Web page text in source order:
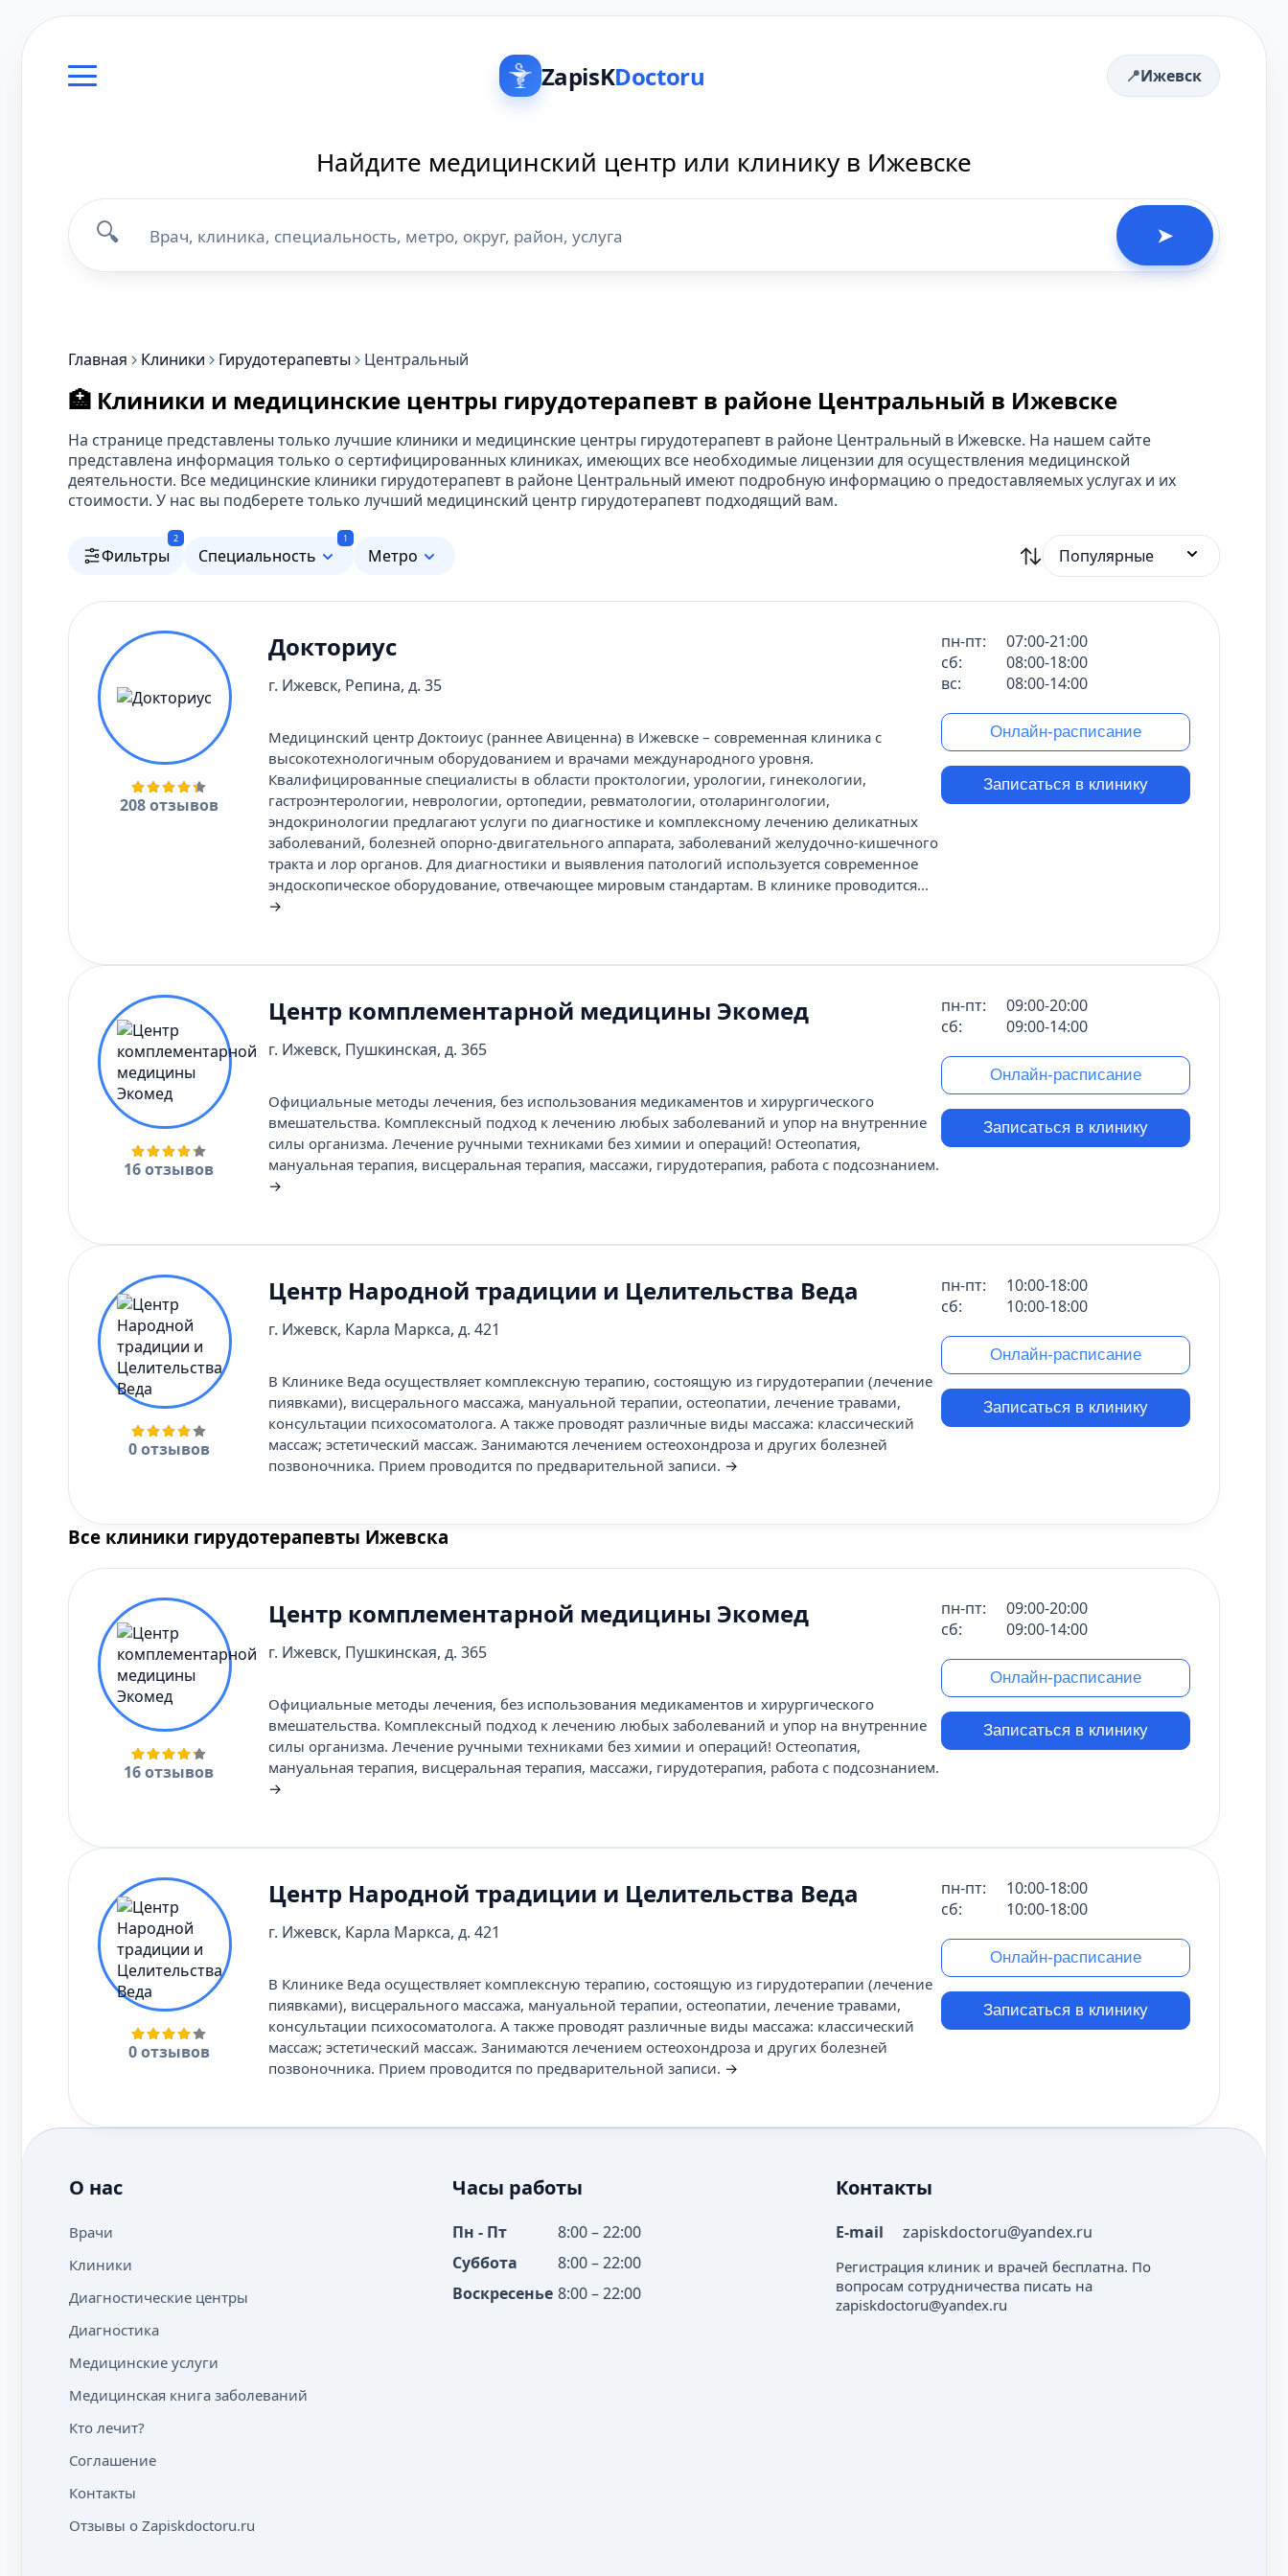
ZapisKDoctoru Ижевск
Найдите медицинский центр или клинику в Ижевске
🔍 ➤
Главная Клиники Гирудотерапевты Центральный
🏥 Клиники и медицинские центры гирудотерапевт в районе Центральный в Ижевске
На странице представлены только лучшие клиники и медицинские центры гирудотерапевт в районе Центральный в Ижевске. На нашем сайте
представлена информация только о сертифицированных клиниках, имеющих все необходимые лицензии для осуществления медицинской
деятельности. Все медицинские клиники гирудотерапевт в районе Центральный имеют подробную информацию о предоставляемых услугах и их
стоимости. У нас вы подберете только лучший медицинский центр гирудотерапевт подходящий вам.
Фильтры
2
Специальность
1
Метро Популярные
208 отзывов
Докториус
г. Ижевск, Репина, д. 35
Медицинский центр Доктоиус (раннее Авиценна) в Ижевске – современная клиника с
высокотехнологичным оборудованием и врачами международного уровня.
Квалифицированные специалисты в области проктологии, урологии, гинекологии,
гастроэнтерологии, неврологии, ортопедии, ревматологии, отоларингологии,
эндокринологии предлагают услуги по диагностике и комплексному лечению деликатных
заболеваний, болезней опорно-двигательного аппарата, заболеваний желудочно-кишечного
тракта и лор органов. Для диагностики и выявления патологий используется современное
эндоскопическое оборудование, отвечающее мировым стандартам. В клинике проводится...
→
пн-пт:
07:00-21:00
сб:
08:00-18:00
вс:
08:00-14:00
Онлайн-расписание
Записаться в клинику
16 отзывов
Центр комплементарной медицины Экомед
г. Ижевск, Пушкинская, д. 365
Официальные методы лечения, без использования медикаментов и хирургического
вмешательства. Комплексный подход к лечению любых заболеваний и упор на внутренние
силы организма. Лечение ручными техниками без химии и операций! Остеопатия,
мануальная терапия, висцеральная терапия, массажи, гирудотерапия, работа с подсознанием.
→
пн-пт:
09:00-20:00
сб:
09:00-14:00
Онлайн-расписание
Записаться в клинику
0 отзывов
Центр Народной традиции и Целительства Веда
г. Ижевск, Карла Маркса, д. 421
В Клинике Веда осуществляет комплексную терапию, состоящую из гирудотерапии (лечение
пиявками), висцерального массажа, мануальной терапии, остеопатии, лечение травами,
консультации психосоматолога. А также проводят различные виды массажа: классический
массаж; эстетический массаж. Занимаются лечением остеохондроза и других болезней
позвоночника. Прием проводится по предварительной записи. →
пн-пт:
10:00-18:00
сб:
10:00-18:00
Онлайн-расписание
Записаться в клинику
Все клиники гирудотерапевты Ижевска
16 отзывов
Центр комплементарной медицины Экомед
г. Ижевск, Пушкинская, д. 365
Официальные методы лечения, без использования медикаментов и хирургического
вмешательства. Комплексный подход к лечению любых заболеваний и упор на внутренние
силы организма. Лечение ручными техниками без химии и операций! Остеопатия,
мануальная терапия, висцеральная терапия, массажи, гирудотерапия, работа с подсознанием.
→
пн-пт:
09:00-20:00
сб:
09:00-14:00
Онлайн-расписание
Записаться в клинику
0 отзывов
Центр Народной традиции и Целительства Веда
г. Ижевск, Карла Маркса, д. 421
В Клинике Веда осуществляет комплексную терапию, состоящую из гирудотерапии (лечение
пиявками), висцерального массажа, мануальной терапии, остеопатии, лечение травами,
консультации психосоматолога. А также проводят различные виды массажа: классический
массаж; эстетический массаж. Занимаются лечением остеохондроза и других болезней
позвоночника. Прием проводится по предварительной записи. →
пн-пт:
10:00-18:00
сб:
10:00-18:00
Онлайн-расписание
Записаться в клинику
О нас
Врачи
Клиники
Диагностические центры
Диагностика
Медицинские услуги
Медицинская книга заболеваний
Кто лечит?
Соглашение
Контакты
Отзывы о Zapiskdoctoru.ru
Часы работы
Пн - Пт
8:00 – 22:00
Суббота
8:00 – 22:00
Воскресенье 8:00 – 22:00
Контакты
E-mail zapiskdoctoru@yandex.ru
Регистрация клиник и врачей бесплатна. По
вопросам сотрудничества писать на
zapiskdoctoru@yandex.ru